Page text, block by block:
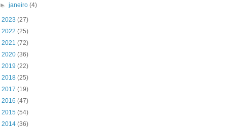
►janeiro(4)
2023 (27)
2022 (25)
2021 (72)
2020 (36)
2019 (22)
2018 (25)
2017 (19)
2016 (47)
2015 (54)
2014 (36)